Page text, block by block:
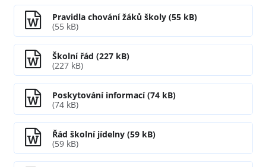
Pravidla chování žáků školy (55 kB)
(55 kB)
Školní řád (227 kB)
(227 kB)
Poskytování informací (74 kB)
(74 kB)
Řád školní jídelny (59 kB)
(59 kB)